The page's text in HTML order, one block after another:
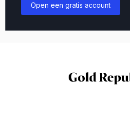
Open een gratis account